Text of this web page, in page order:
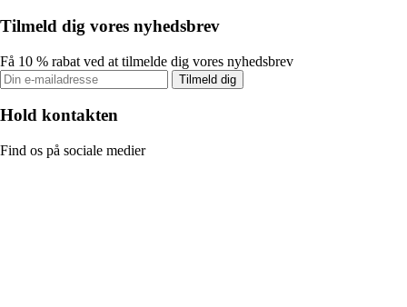
Tilmeld dig vores nyhedsbrev
Få 10 % rabat ved at tilmelde dig vores nyhedsbrev
Tilmeld dig
Hold kontakten
Find os på sociale medier